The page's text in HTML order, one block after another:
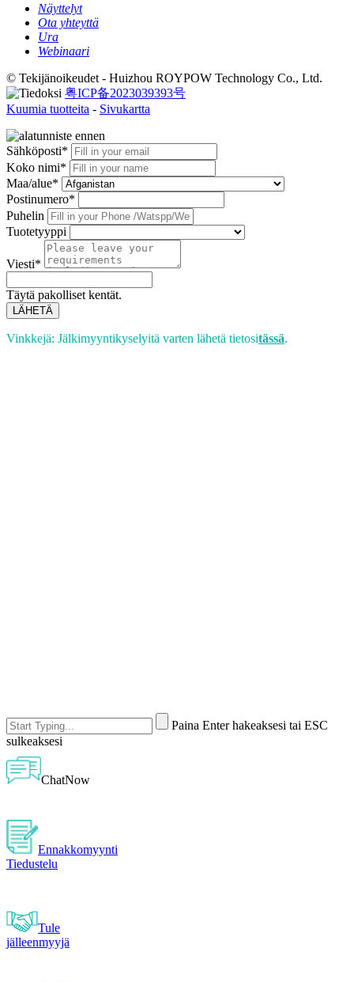
Näyttelyt
Ota yhteyttä
Ura
Webinaari
© Tekijänoikeudet - Huizhou ROYPOW Technology Co., Ltd.
粤ICP备2023039393号
Kuumia tuotteita - Sivukartta
Sähköposti*
Koko nimi*
Maa/alue*
Postinumero*
Puhelin
Tuotetyyppi
Viesti*
Täytä pakolliset kentät.
LÄHETÄ
Vinkkejä: Jälkimyyntikyselyitä varten lähetä tietositässä.
Paina Enter hakeaksesi tai ESC
sulkeaksesi
ChatNow
Ennakkomyynti
Tiedustelu
Tule
jälleenmyyjä